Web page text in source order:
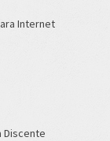
Internet
Discente